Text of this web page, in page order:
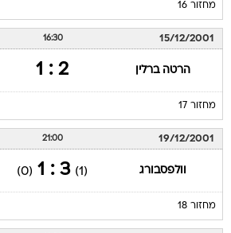
מחזור 16
15/12/2001
16:30
הרטה ברלין 2 : 1
מחזור 17
19/12/2001
21:00
וולפסבורג (1)
3 : 1
(0)
מחזור 18